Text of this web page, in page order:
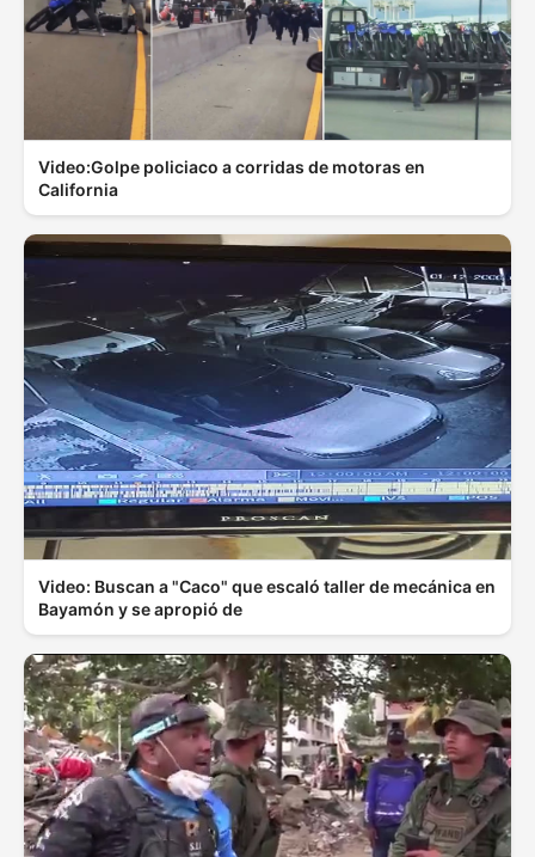
Video:Golpe policiaco a corridas de motoras en
California
Video: Buscan a "Caco" que escaló taller de mecánica en
Bayamón y se apropió de